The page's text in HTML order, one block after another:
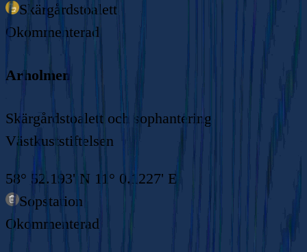
Skärgårdstoalett
Okommenterad
Arholmen
Skärgårdstoalett och sophantering
Västkuststiftelsen
58° 52.193' N 11° 0.1227' E
Sopstation
Okommenterad